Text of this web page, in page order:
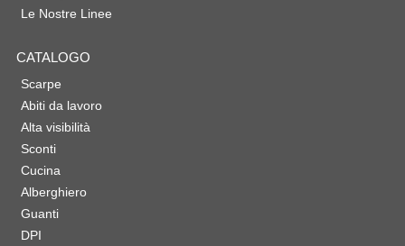
Le Nostre Linee
CATALOGO
Scarpe
Abiti da lavoro
Alta visibilità
Sconti
Cucina
Alberghiero
Guanti
DPI